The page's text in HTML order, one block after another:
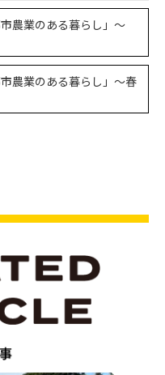
農業のある暮らし」〜
農業のある暮らし」〜春